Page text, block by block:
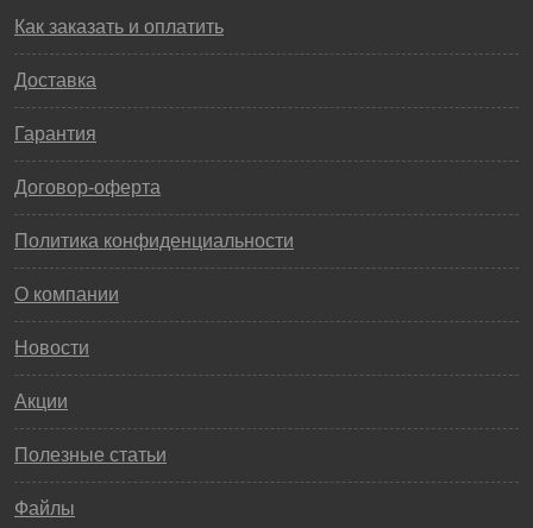
Как заказать и оплатить
Доставка
Гарантия
Договор-оферта
Политика конфиденциальности
О компании
Новости
Акции
Полезные статьи
Файлы